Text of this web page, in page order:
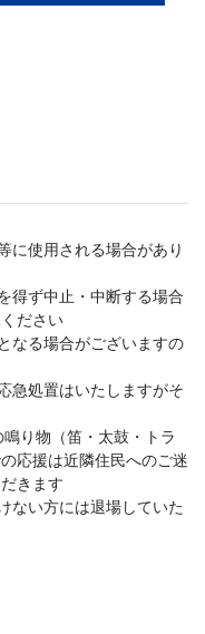
に使用される場合があり
得ず中止・中断する場合
ださい
なる場合がございますの
急処置はいたしますがそ
り物（笛・太鼓・トラ
応援は近隣住民へのご迷
きます
ない方には退場していた